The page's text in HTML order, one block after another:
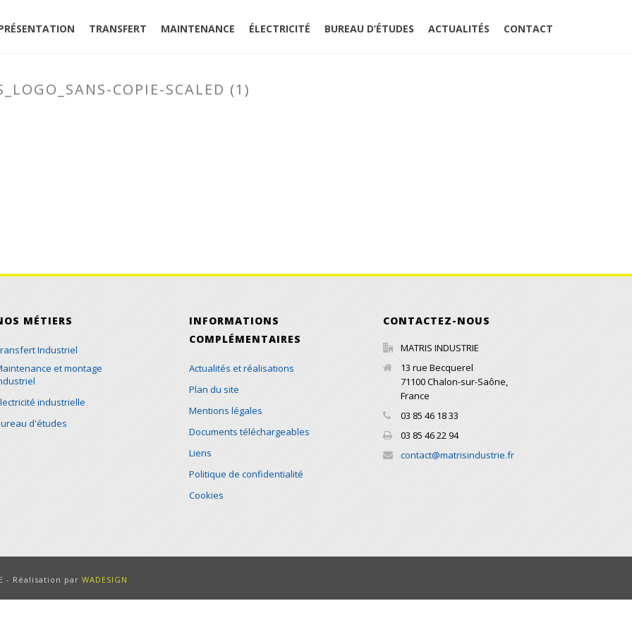
TRANSFERT MAINTENANCE ÉLECTRICITÉ BUREAU D’ÉTUDES ACTUALITÉS CONTACT
COPIE-SCALED (1)
MÉTIERS
Industriel
et montage
industrielle
d'études
INFORMATIONS
COMPLÉMENTAIRES
Actualités et réalisations
Plan du site
Mentions légales
Documents téléchargeables
Liens
Politique de confidentialité
Cookies
CONTACTEZ-NOUS
MATRIS INDUSTRIE
13 rue Becquerel
71100Chalon-sur-Saône,
France
03 85 46 18 33
03 85 46 22 94
contact@matrisindustrie.fr
- Réalisation par WADESIGN